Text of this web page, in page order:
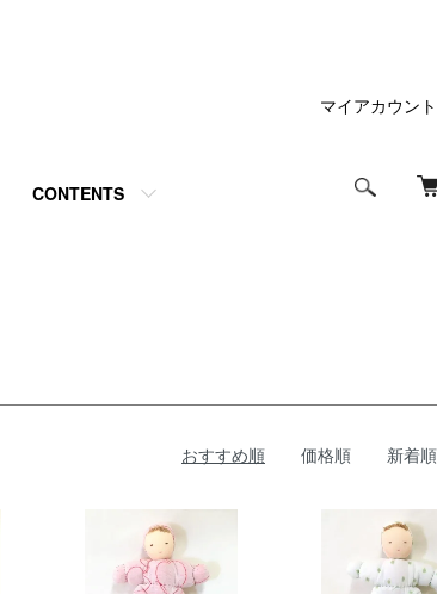
CONTENTS
マイアカウント
おすすめ順 価格順 新着順